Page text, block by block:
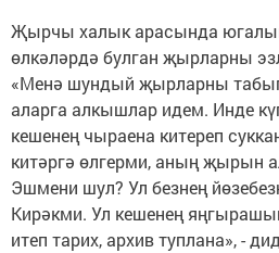
Җырчы халык арасында
өлкәләрдә булган җырларны
«Менә шундый җырларны
аларга алкышлар идем. Инде
кешенең чыраена китереп
китәргә өлгерми, аның җырын
Эшмени шул? Ул безнең
Кирәкми. Ул кешенең
итеп тарих, архив туплана», -